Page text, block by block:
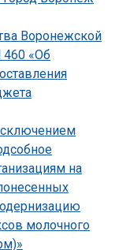
Воронежской
460 «Об
на
молочного